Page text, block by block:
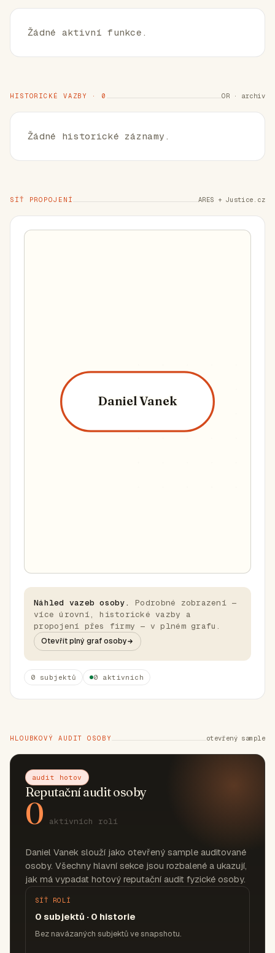
Žádné aktivní funkce.
HISTORICKÉ VAZBY · 0 OR · archiv
Žádné historické záznamy.
SÍŤ PROPOJENÍ ARES + Justice.cz
Daniel Vanek
Náhled vazeb osoby.
Podrobné zobrazení —
více úrovní, historické vazby a
propojení přes firmy — v plném grafu.
Otevřít plný graf osoby
0 subjektů 0 aktivních
HLOUBKOVÝ AUDIT OSOBY otevřený sample
audit hotov
Reputační audit osoby
0 aktivních rolí
Daniel Vanek slouží jako otevřený sample auditované
osoby. Všechny hlavní sekce jsou rozbalené a ukazují,
jak má vypadat hotový reputační audit fyzické osoby.
SÍŤ ROLÍ
0 subjektů · 0 historie
Bez navázaných subjektů ve snapshotu.